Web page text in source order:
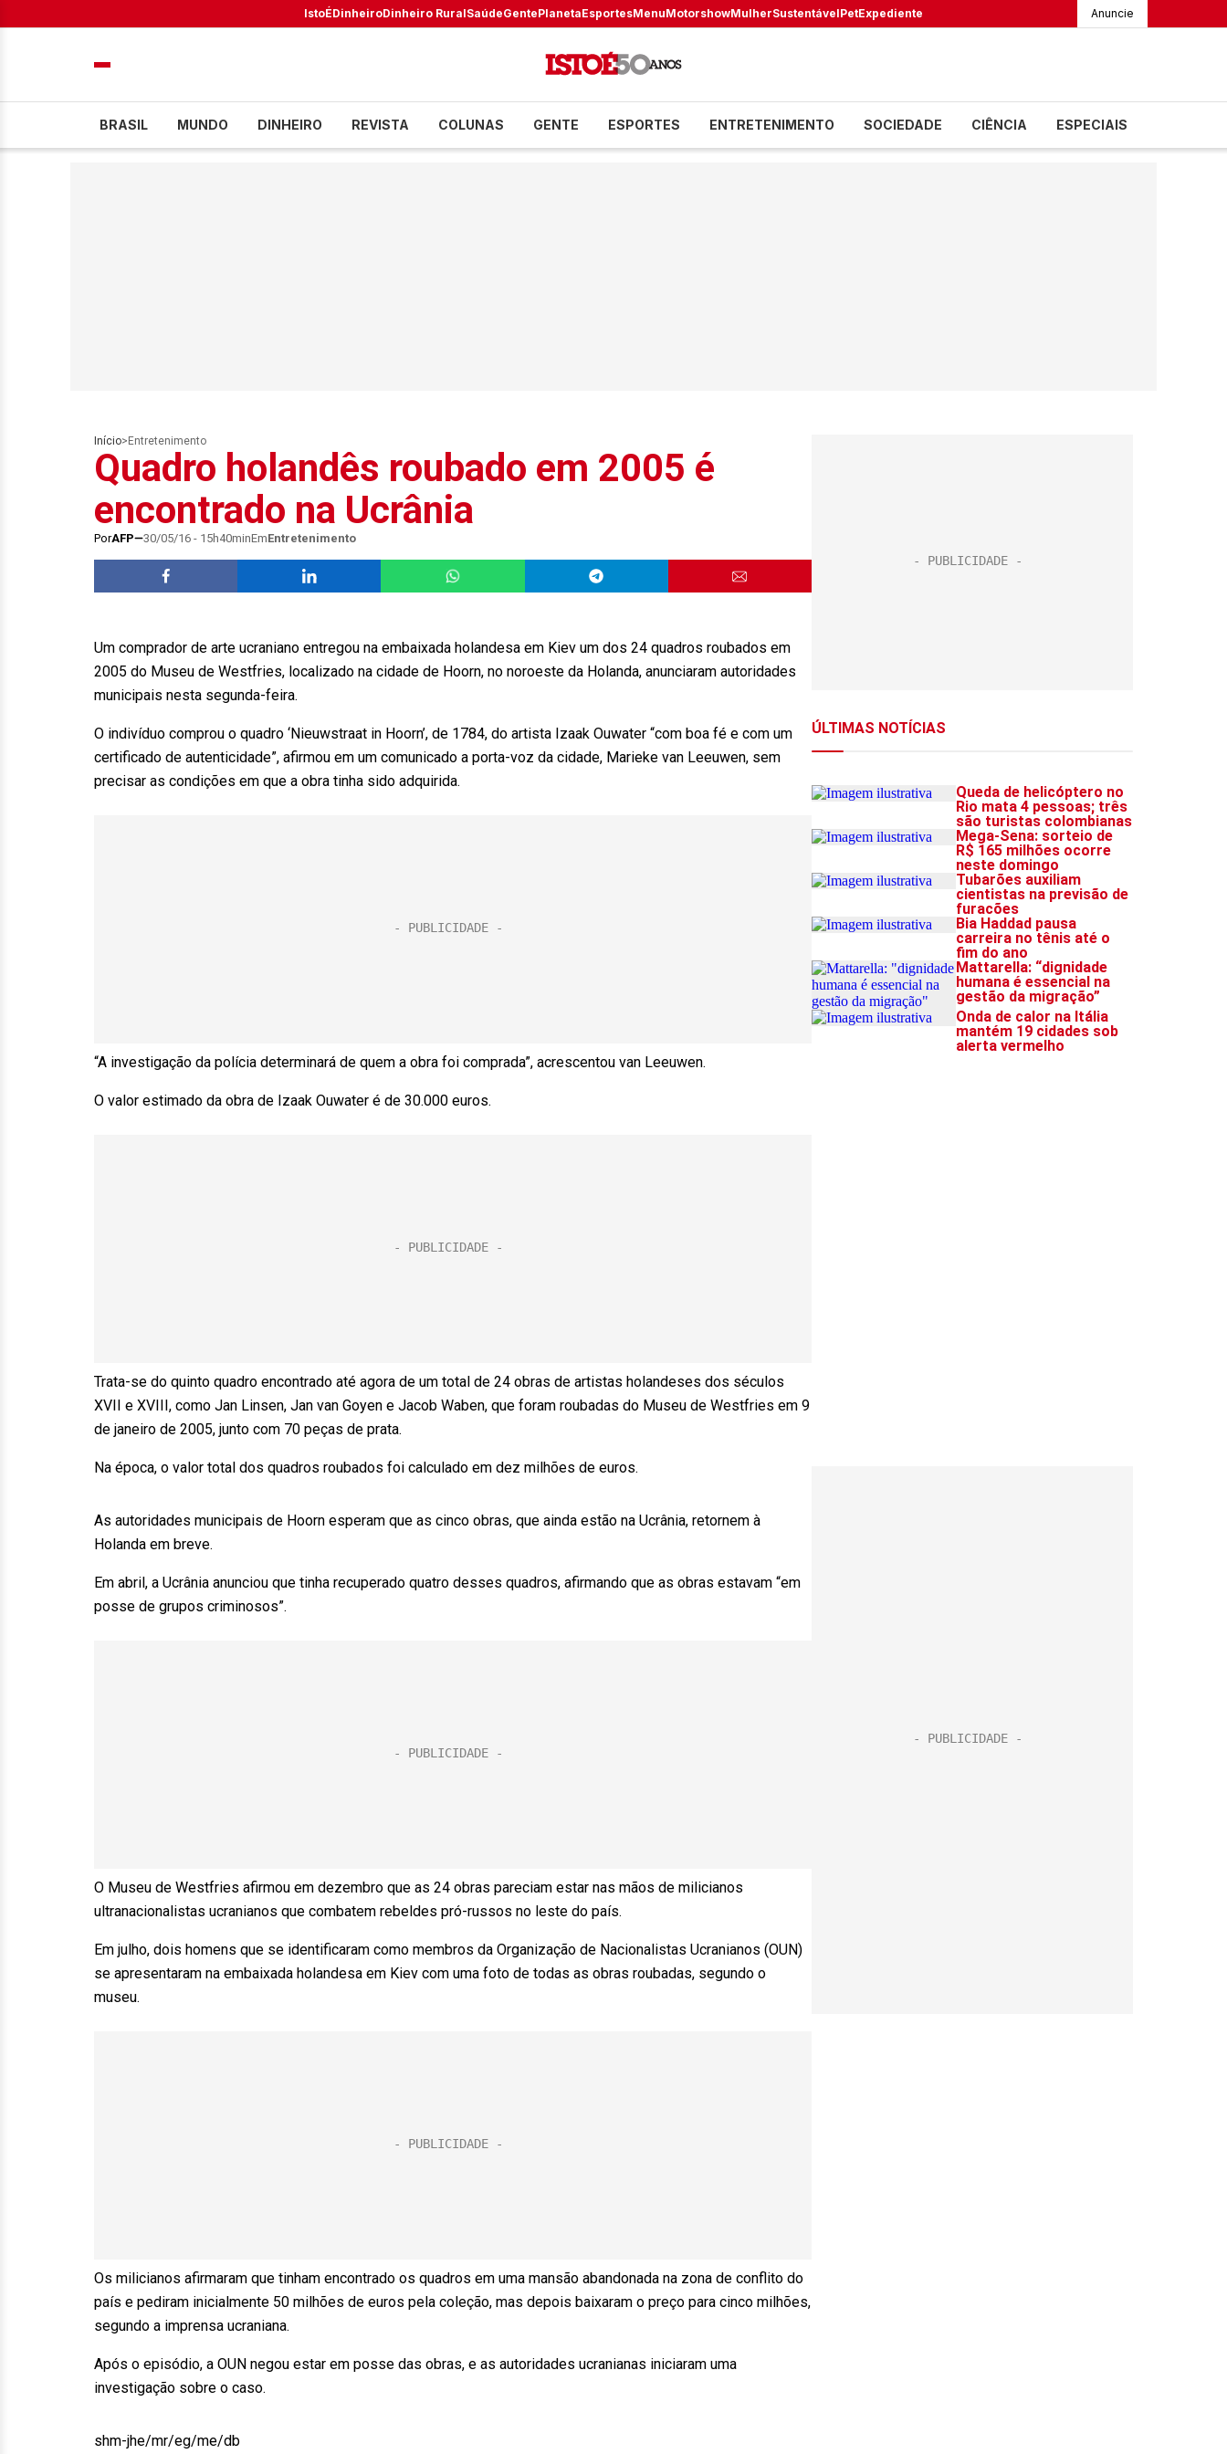
IstoÉDinheiroDinheiro RuralSaúdeGentePlanetaEsportesMenuMotorshowMulherSustentávelPetExpediente Anuncie
BRASIL MUNDO DINHEIRO REVISTA COLUNAS GENTE ESPORTES ENTRETENIMENTO SOCIEDADE CIÊNCIA ESPECIAIS
Início> Entretenimento
Quadro holandês roubado em 2005 é
encontrado na Ucrânia
PorAFP 30/05/16 - 15h40minEmEntretenimento
Um comprador de arte ucraniano entregou na embaixada holandesa em Kiev um dos 24 quadros roubados em
2005 do Museu de Westfries, localizado na cidade de Hoorn, no noroeste da Holanda, anunciaram autoridades
municipais nesta segunda-feira.
O indivíduo comprou o quadro ‘Nieuwstraat in Hoorn’, de 1784, do artista Izaak Ouwater “com boa fé e com um
certificado de autenticidade”, afirmou em um comunicado a porta-voz da cidade, Marieke van Leeuwen, sem
precisar as condições em que a obra tinha sido adquirida.
“A investigação da polícia determinará de quem a obra foi comprada”, acrescentou van Leeuwen.
O valor estimado da obra de Izaak Ouwater é de 30.000 euros.
Trata-se do quinto quadro encontrado até agora de um total de 24 obras de artistas holandeses dos séculos
XVII e XVIII, como Jan Linsen, Jan van Goyen e Jacob Waben, que foram roubadas do Museu de Westfries em 9
de janeiro de 2005, junto com 70 peças de prata.
Na época, o valor total dos quadros roubados foi calculado em dez milhões de euros.
As autoridades municipais de Hoorn esperam que as cinco obras, que ainda estão na Ucrânia, retornem à
Holanda em breve.
Em abril, a Ucrânia anunciou que tinha recuperado quatro desses quadros, afirmando que as obras estavam “em
posse de grupos criminosos”.
O Museu de Westfries afirmou em dezembro que as 24 obras pareciam estar nas mãos de milicianos
ultranacionalistas ucranianos que combatem rebeldes pró-russos no leste do país.
Em julho, dois homens que se identificaram como membros da Organização de Nacionalistas Ucranianos (OUN)
se apresentaram na embaixada holandesa em Kiev com uma foto de todas as obras roubadas, segundo o
museu.
Os milicianos afirmaram que tinham encontrado os quadros em uma mansão abandonada na zona de conflito do
país e pediram inicialmente 50 milhões de euros pela coleção, mas depois baixaram o preço para cinco milhões,
segundo a imprensa ucraniana.
Após o episódio, a OUN negou estar em posse das obras, e as autoridades ucranianas iniciaram uma
investigação sobre o caso.
shm-jhe/mr/eg/me/db